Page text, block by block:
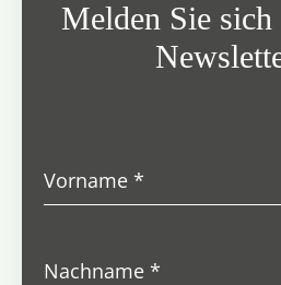
Melden Sie sich
Vorname*
Nachname*